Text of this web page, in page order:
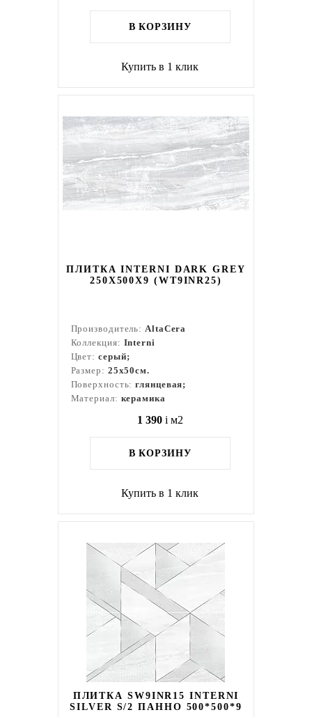
В КОРЗИНУ
Купить в 1 клик
ПЛИТКА INTERNI DARK GREY
250X500X9 (WT9INR25)
Производитель:AltaCera
Коллекция: Interni
Цвет: серый;
Размер: 25x50см.
Поверхность:глянцевая;
Материал: керамика
1 390 i м2
В КОРЗИНУ
Купить в 1 клик
ПЛИТКА SW9INR15 INTERNI
SILVER S/2 ПАННО 500*500*9